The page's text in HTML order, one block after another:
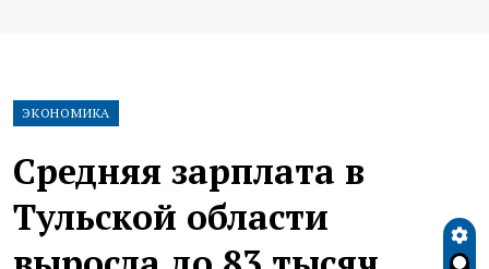
ЭКОНОМИКА
Средняя зарплата в
Тульской области